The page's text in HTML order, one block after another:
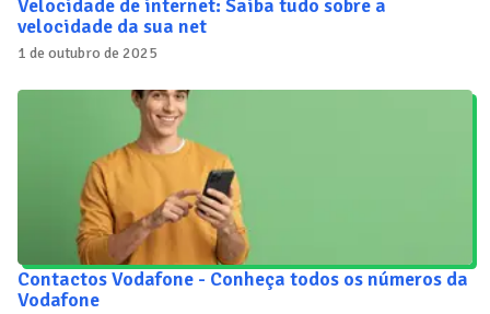
Velocidade de internet: Saiba tudo sobre a
velocidade da sua net
1 de outubro de 2025
Contactos Vodafone - Conheça todos os números da
Vodafone